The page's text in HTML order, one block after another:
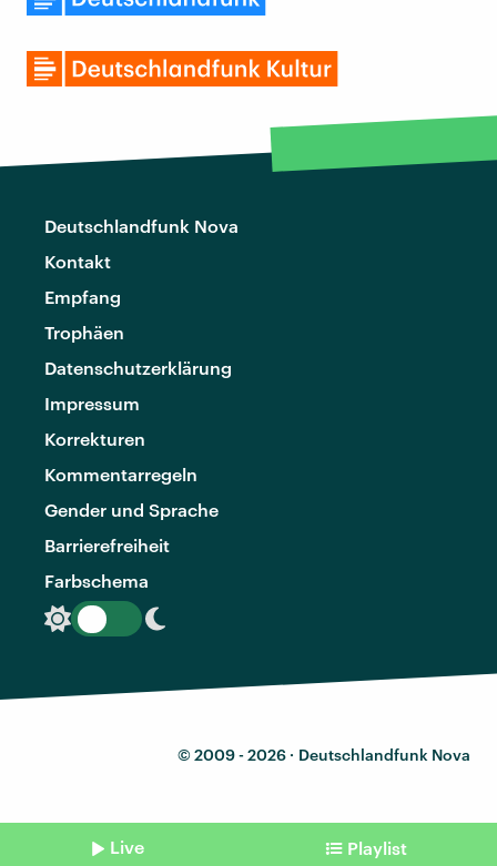
Deutschlandfunk Nova
Kontakt
Empfang
Trophäen
Datenschutzerklärung
Impressum
Korrekturen
Kommentarregeln
Gender und Sprache
Barrierefreiheit
Farbschema
© 2009 - 2026 · Deutschlandfunk Nova
Live Playlist